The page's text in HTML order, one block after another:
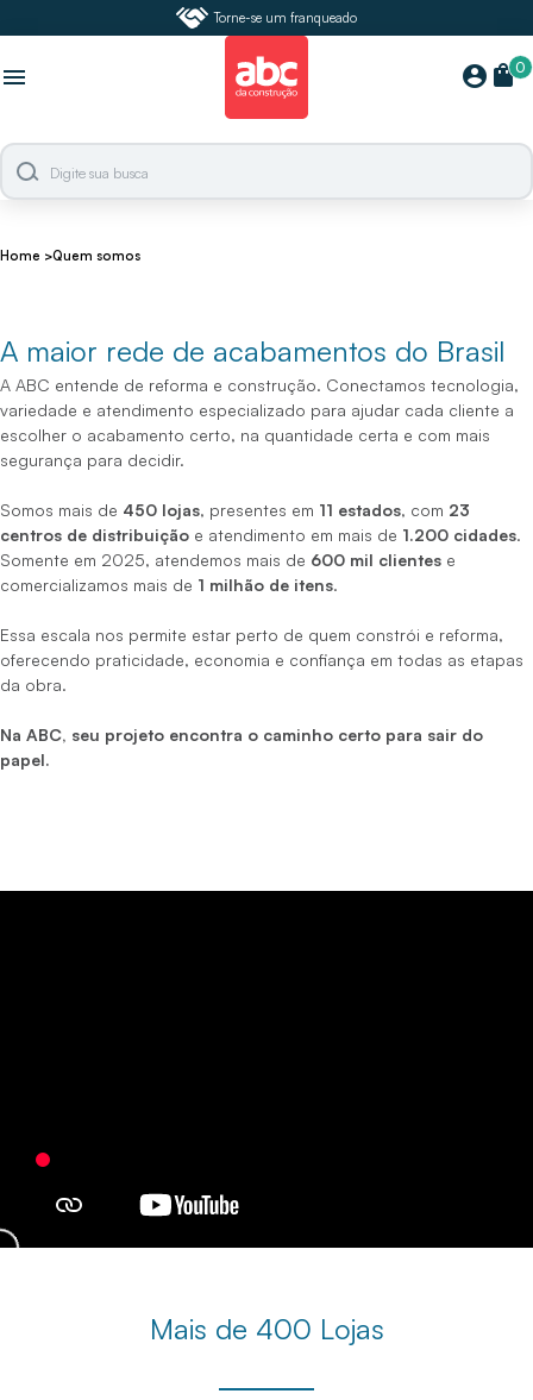
Torne-se um franqueado
menu account_circle 0
shopping_bag
Home Quem somos
A maior rede de acabamentos do Brasil
A ABC entende de reforma e construção. Conectamos tecnologia,
variedade e atendimento especializado para ajudar cada cliente a
escolher o acabamento certo, na quantidade certa e com mais
segurança para decidir.
Somos mais de 450 lojas, presentes em 11 estados, com 23
centros de distribuição e atendimento em mais de 1.200 cidades.
Somente em 2025, atendemos mais de 600 mil clientes e
comercializamos mais de 1 milhão de itens.
Essa escala nos permite estar perto de quem constrói e reforma,
oferecendo praticidade, economia e confiança em todas as etapas
da obra.
Na ABC, seu projeto encontra o caminho certo para sair do
papel.
Mais de 400 Lojas